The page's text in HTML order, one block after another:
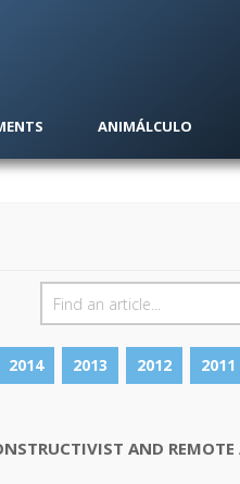
ANIMÁLCULO
2014 2013 2012 2011
AND REMOTE